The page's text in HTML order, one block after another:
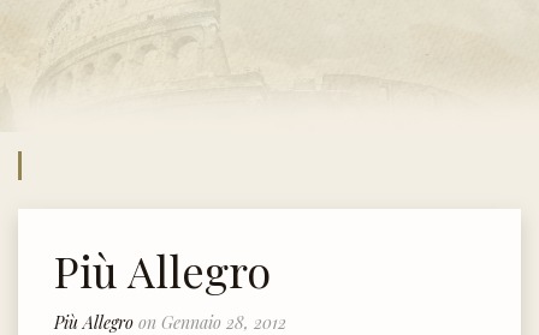
Più Allegro
Più Allegro on Gennaio 28, 2012